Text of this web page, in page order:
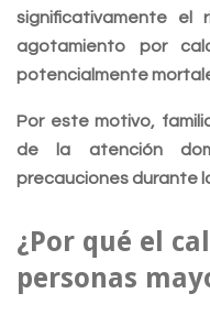
significativamente el
agotamiento por
potencialmente
Por este motivo,
de la atención
precauciones durante
¿Por qué el
personas